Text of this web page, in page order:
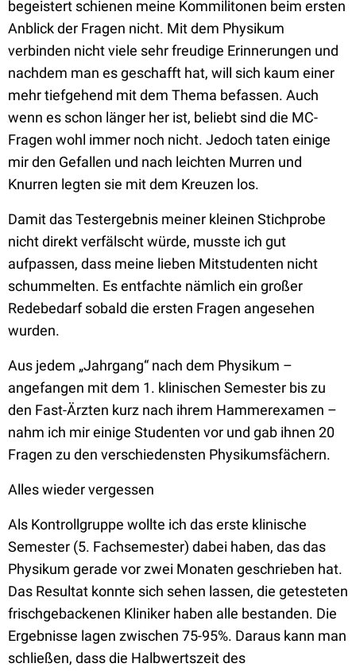
begeistert schienen meine Kommilitonen beim ersten
Anblick der Fragen nicht. Mit dem Physikum
verbinden nicht viele sehr freudige Erinnerungen und
nachdem man es geschafft hat, will sich kaum einer
mehr tiefgehend mit dem Thema befassen. Auch
wenn es schon länger her ist, beliebt sind die MC-
Fragen wohl immer noch nicht. Jedoch taten einige
mir den Gefallen und nach leichten Murren und
Knurren legten sie mit dem Kreuzen los.
Damit das Testergebnis meiner kleinen Stichprobe
nicht direkt verfälscht würde, musste ich gut
aufpassen, dass meine lieben Mitstudenten nicht
schummelten. Es entfachte nämlich ein großer
Redebedarf sobald die ersten Fragen angesehen
wurden.
Aus jedem „Jahrgang“ nach dem Physikum –
angefangen mit dem 1. klinischen Semester bis zu
den Fast-Ärzten kurz nach ihrem Hammerexamen –
nahm ich mir einige Studenten vor und gab ihnen 20
Fragen zu den verschiedensten Physikumsfächern.
Alles wieder vergessen
Als Kontrollgruppe wollte ich das erste klinische
Semester (5. Fachsemester) dabei haben, das das
Physikum gerade vor zwei Monaten geschrieben hat.
Das Resultat konnte sich sehen lassen, die getesteten
frischgebackenen Kliniker haben alle bestanden. Die
Ergebnisse lagen zwischen 75-95%. Daraus kann man
schließen, dass die Halbwertszeit des